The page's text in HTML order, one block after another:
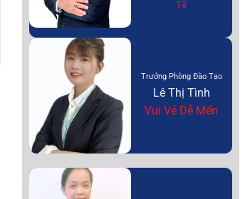
Tế
Trưởng Phòng Đào Tạo
Lê Thị Tình
Vui Vẻ Dễ Mến